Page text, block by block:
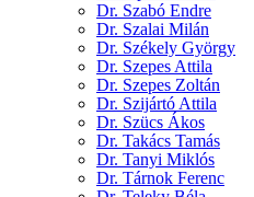
Dr. Szabó Endre
Dr. Szalai Milán
Dr. Székely György
Dr. Szepes Attila
Dr. Szepes Zoltán
Dr. Szijártó Attila
Dr. Szücs Ákos
Dr. Takács Tamás
Dr. Tanyi Miklós
Dr. Tárnok Ferenc